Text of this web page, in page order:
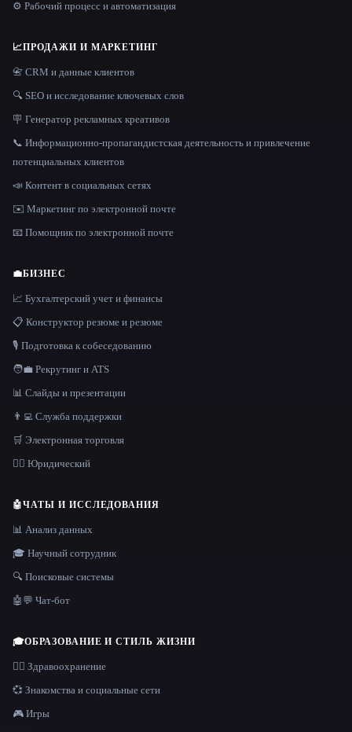
⚙️ Рабочий процесс и автоматизация
📈ПРОДАЖИ И МАРКЕТИНГ
📇 CRM и данные клиентов
🔍 SEO и исследование ключевых слов
🪧 Генератор рекламных креативов
📞 Информационно-пропагандистская деятельность и привлечение
потенциальных клиентов
📣 Контент в социальных сетях
✉️ Маркетинг по электронной почте
📧 Помощник по электронной почте
💼БИЗНЕС
📈 Бухгалтерский учет и финансы
📋 Конструктор резюме и резюме
🎙️ Подготовка к собеседованию
🧑‍💼 Рекрутинг и ATS
📊 Слайды и презентации
👨‍💻 Служба поддержки
🛒 Электронная торговля
👩‍⚖️ Юридический
🤖ЧАТЫ И ИССЛЕДОВАНИЯ
📊 Анализ данных
🎓 Научный сотрудник
🔍 Поисковые системы
🤖💬 Чат-бот
🎓ОБРАЗОВАНИЕ И СТИЛЬ ЖИЗНИ
👩‍⚕️ Здравоохранение
💞 Знакомства и социальные сети
🎮 Игры